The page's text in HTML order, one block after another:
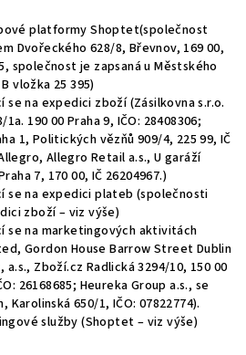
platformy Shoptet(společnost
Dvořeckého 628/8, Břevnov, 169 00,
společnost je zapsaná u Městského
vložka 25 395)
na expedici zboží (Zásilkovna s.r.o.
190 00 Praha 9, IČO: 28408306;
1, Politických vězňů 909/4, 225 99, IČ
Allegro Retail a.s., U garáží
7, 170 00, IČ 26204967.)
se na expedici plateb (společnosti
zboží – viz výše)
se na marketingových aktivitách
Gordon House Barrow Street Dublin
a.s., Zboží.cz Radlická 3294/10, 150 00
26168685; Heureka Group a.s., se
Karolinská 650/1, IČO: 07822774).
služby (Shoptet – viz výše)